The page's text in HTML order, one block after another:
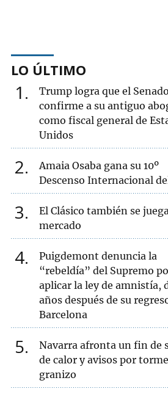
LO ÚLTIMO
1
Trump logra que el Senado
confirme a su antiguo
como fiscal general de
Unidos
2
Amaia Osaba gana su 10º
Descenso Internacional
3
El Clásico también se
mercado
4
Puigdemont denuncia la
“rebeldía” del Supremo
aplicar la ley de amnistía,
años después de su
Barcelona
5
Navarra afronta un fin de
de calor y avisos por
granizo